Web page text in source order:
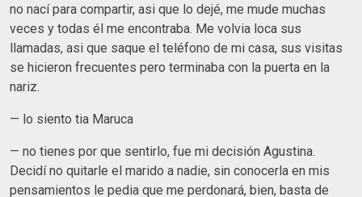
no nací para compartir, asi que lo dejé, me mude muchas
veces y todas él me encontraba. Me volvia loca sus
llamadas, asi que saque el teléfono de mi casa, sus visitas
se hicieron frecuentes pero terminaba con la puerta en la
nariz.
— lo siento tia Maruca
— no tienes por que sentirlo, fue mi decisión Agustina.
Decidí no quitarle el marido a nadie, sin conocerla en mis
pensamientos le pedia que me perdonará, bien, basta de